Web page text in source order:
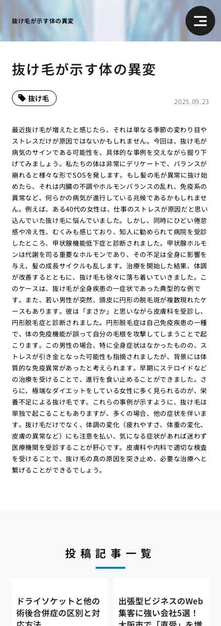
抜け毛が示す体の異変
抜け毛が示す体の異変
2025.09.23
抜け毛
最近抜け毛が増えたと感じたら、それは単なる季節の変わり目や
ストレスだけが原因ではないかもしれません。今回は、抜け毛が
病気のサインである可能性を、具体的な事例を交えながら掘り下
げてみましょう。私たちの体は非常にデリケートで、バランスが
崩れると様々な形でSOSを発します。もし髪の毛が異常に抜け始
めたら、それは内臓の不調やホルモンバランスの乱れ、免疫系の
異常など、何らかの病気が進行している兆候であるかもしれませ
ん。例えば、ある40代の女性は、仕事のストレスが原因だと思い
込んでいた抜け毛に悩んでいました。しかし、同時にひどい倦怠
感や冷え性、むくみも感じており、知人に勧められて病院を受診
したところ、甲状腺機能低下症と診断されました。甲状腺ホルモ
ンは代謝を司る重要なホルモンであり、その不足は全身に影響を
与え、髪の成長サイクルも乱します。治療を開始した結果、体調
が改善するとともに、抜け毛も徐々に落ち着いていきました。こ
のケースは、抜け毛が全身疾患の一症状であった典型的な例で
す。また、若い男性が突然、頭皮に円形の脱毛斑が複数現れたケ
ースもあります。彼は「まさか」と思いながら皮膚科を受診し、
円形脱毛症と診断されました。円形脱毛症は自己免疫疾患の一種
で、体の免疫機能が誤って自分の毛根を攻撃してしまうことで起
こります。この男性の場合、特に全身症状はなかったものの、ス
トレスが引き金となった可能性も指摘されましたが、背景には体
質的な免疫異常があったと考えられます。早期にステロイドなど
の治療を受けることで、進行を食い止めることができました。さ
らに、極端なダイエットをしている女性に多く見られるのが、栄
養不足による抜け毛です。これらの事例が示すように、抜け毛は
単独で起こることもありますが、多くの場合、他の症状を伴いま
す。抜け毛だけでなく、体調の変化（疲れやすさ、体重の変化、
皮膚の異常など）にも注意を払い、気になる症状があれば迷わず
医療機関を受診することが肝心です。皮膚科や内科で適切な検査
を受けることで、抜け毛の真の原因を突き止め、必要な治療へと
繋げることができるでしょう。
投稿記事一覧
ドライソケットと他の
術後合併症の区別と対
出張型ビジネスのWeb
集客に強い会社5選！